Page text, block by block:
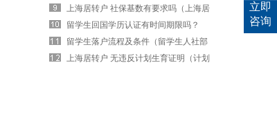
国工作有什么优惠政策吗）
上海居转户 社保基数有要求吗（上海居
转户流程及其每步的时间）
留学生回国学历认证有时间期限吗？
（留学生教育部学历认证）
留学生落户流程及条件（留学生人社部
落户流程）
上海居转户 无违反计划生育证明（计划
立即
咨询